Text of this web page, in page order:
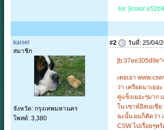
:lol: [/
kaisel
สมาชิก
จังหวัด: กรุงเทพมหานคร
โพสต์: 3,380
#2 วันที่: 25/04/
เคยเอา
ว่า เครียดมาเยอ
คู่แข็งเยอะๆมาก
ใน เซาท์อิสเอเชี
ฉะนั้น ผมก็คิดว่า
CSW ไปเรื่อยๆพ